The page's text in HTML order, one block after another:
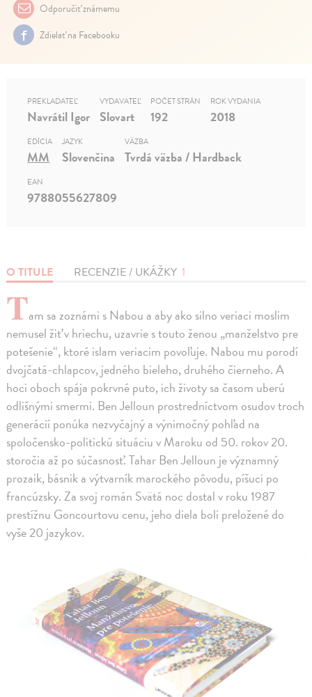
Odporučiť známemu
Zdielať na Facebooku
O TITULE RECENZIE / UKÁŽKY 1
Tam sa zoznámi s Nabou a aby ako silno veriaci moslim
nemusel žiť v hriechu, uzavrie s touto ženou „manželstvo pre
potešenie“, ktoré islam veriacim povoľuje. Nabou mu porodí
dvojčatá-chlapcov, jedného bieleho, druhého čierneho. A
hoci oboch spája pokrvné puto, ich životy sa časom uberú
odlišnými smermi. Ben Jelloun prostredníctvom osudov troch
generácií ponúka nezvyčajný a výnimočný pohľad na
spoločensko-politickú situáciu v Maroku od 50. rokov 20.
storočia až po súčasnosť. Tahar Ben Jelloun je významný
prozaik, básnik a výtvarník marockého pôvodu, píšuci po
francúzsky. Za svoj román Svätá noc dostal v roku 1987
prestížnu Goncourtovu cenu, jeho diela boli preložené do
vyše 20 jazykov.
PREKLADATEĽ
Navrátil Igor
VYDAVATEĽ
Slovart
POČET STRÁN
192
ROK VYDANIA
2018
EDÍCIA
MM
JAZYK
Slovenčina
VÄZBA
Tvrdá väzba / Hardback
EAN
9788055627809